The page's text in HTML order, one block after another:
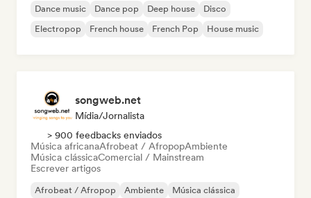
Dance music Dance pop Deep house
Disco
Electropop
French house French Pop House music
songweb.net
Mídia/Jornalista
> 900 feedbacks enviados
Música africanaAfrobeat / AfropopAmbiente
Música clássicaComercial / Mainstream
Escrever artigos
Afrobeat / Afropop Ambiente
Música clássica